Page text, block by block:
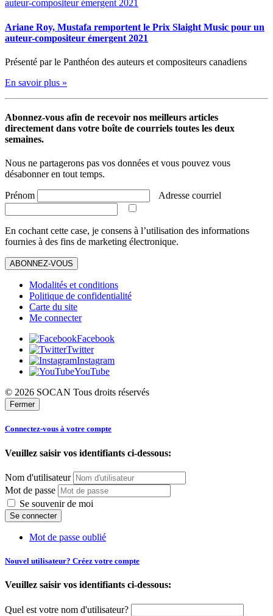
Ariane Roy, Mustafa remportent le Prix Slaight Music pour un
auteur-compositeur émergent 2021
Présenté par le Panthéon des auteurs et compositeurs canadiens
En savoir plus »
Abonnez-vous afin de recevoir nos meilleurs articles
directement dans votre boîte de courriels toutes les deux
semaines.
Nous ne partagerons pas vos données et vous pouvez vous
désabonner en tout temps.
Prénom Adresse courriel
En cochant cette case, je consens à l’utilisation des informations
fournies à des fins de marketing électronique.
ABONNEZ-VOUS
Modalités et conditions
Politique de confidentialité
Carte du site
Me connecter
Facebook
Twitter
Instagram
YouTube
© 2026 SOCAN Tous droits réservés
Fermer
Connectez-vous à votre compte
Veuillez saisir vos identifiants ci-dessous:
Nom d'utilisateur
Mot de passe
Se souvenir de moi
Mot de passe oublié
Nouvel utilisateur? Créez votre compte
Veuillez saisir vos identifiants ci-dessous:
Quel est votre nom d'utilisateur?